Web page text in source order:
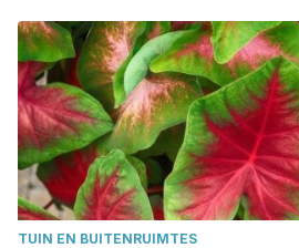
TUIN EN BUITENRUIMTES